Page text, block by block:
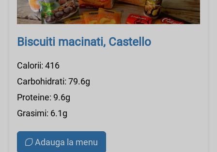
Biscuiti macinati, Castello
Calorii: 416
Carbohidrati: 79.6g
Proteine: 9.6g
Grasimi: 6.1g
Adauga la menu